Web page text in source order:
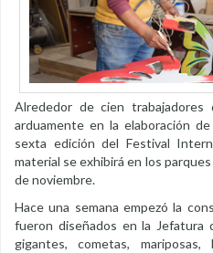
Alrededor de cien trabajadores
arduamente en la elaboración
sexta edición del Festival
material se exhibirá en los
de noviembre.
Hace una semana empezó la
fueron diseñados en la Jefatura
gigantes, cometas,